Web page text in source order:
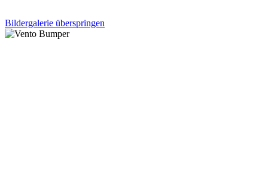
Bildergalerie überspringen